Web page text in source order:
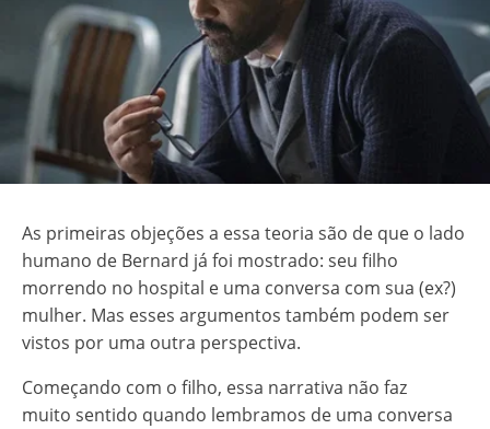
As primeiras objeções a essa teoria são de que o lado
humano de Bernard já foi mostrado: seu filho
morrendo no hospital e uma conversa com sua (ex?)
mulher. Mas esses argumentos também podem ser
vistos por uma outra perspectiva.
Começando com o filho, essa narrativa não faz
muito sentido quando lembramos de uma conversa